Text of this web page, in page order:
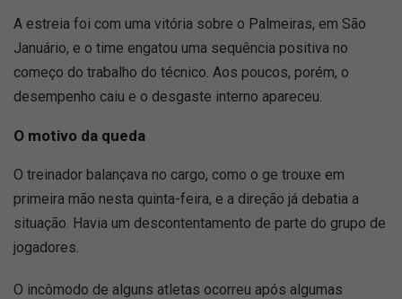
A estreia foi com uma vitória sobre o Palmeiras, em São
Januário, e o time engatou uma sequência positiva no
começo do trabalho do técnico. Aos poucos, porém, o
desempenho caiu e o desgaste interno apareceu.
O motivo da queda
O treinador balançava no cargo, como o ge trouxe em
primeira mão nesta quinta-feira, e a direção já debatia a
situação. Havia um descontentamento de parte do grupo de
jogadores.
O incômodo de alguns atletas ocorreu após algumas